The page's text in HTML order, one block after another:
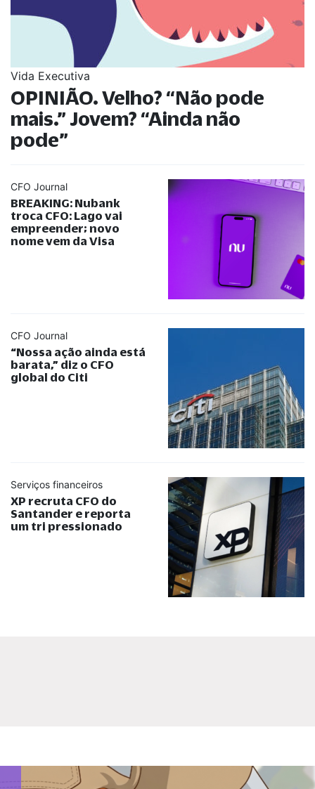
Vida Executiva
OPINIÃO. Velho? “Não pode
mais.” Jovem? “Ainda não
pode”
CFO Journal
BREAKING: Nubank
troca CFO: Lago vai
empreender; novo
nome vem da Visa
CFO Journal
“Nossa ação ainda está
barata,” diz o CFO
global do Citi
Serviços financeiros
XP recruta CFO do
Santander e reporta
um tri pressionado